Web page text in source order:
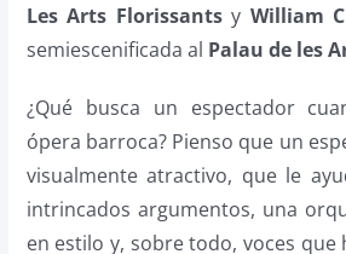
Les Arts Florissantsy William
semiescenificada al Palau de les
¿Qué busca un espectador
ópera barroca? Pienso que un
visualmente atractivo, que le
intrincados argumentos, una
en estilo y, sobre todo, voces que